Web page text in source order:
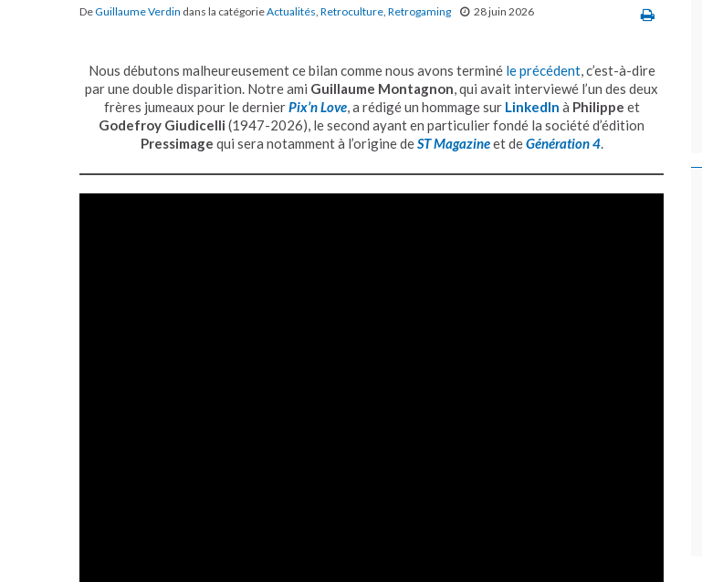
DeGuillaume Verdin dans la catégorieActualités, Retroculture, Retrogaming 28 juin 2026
Nous débutons malheureusement ce bilan comme nous avons terminé le précédent, c’est-à-dire
par une double disparition. Notre ami Guillaume Montagnon, qui avait interviewé l’un des deux
frères jumeaux pour le dernierPix’n Love, a rédigé un hommage sur LinkedIn à Philippe et
Godefroy Giudicelli (1947-2026), le second ayant en particulier fondé la société d’édition
Pressimage qui sera notamment à l’origine deST Magazineet deGénération 4.